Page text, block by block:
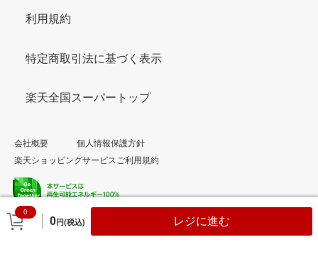
0
0円(税込) レジに進む
利用規約
特定商取引法に基づく表示
楽天全国スーパートップ
会社概要
個人情報保護方針
楽天ショッピングサービスご利用規約
© Rakuten Group, Inc.